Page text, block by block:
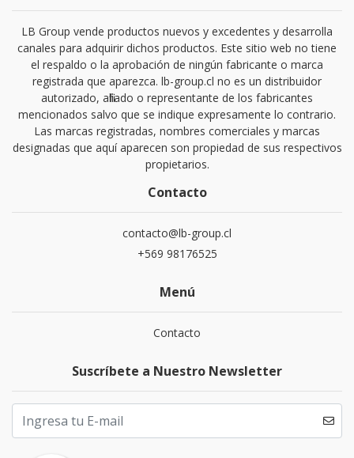
LB Group vende productos nuevos y excedentes y desarrolla
canales para adquirir dichos productos. Este sitio web no tiene
el respaldo o la aprobación de ningún fabricante o marca
registrada que aparezca. lb-group.cl no es un distribuidor
autorizado, afiliado o representante de los fabricantes
mencionados salvo que se indique expresamente lo contrario.
Las marcas registradas, nombres comerciales y marcas
designadas que aquí aparecen son propiedad de sus respectivos
propietarios.
Contacto
contacto@lb-group.cl
+569 98176525
Menú
Contacto
Suscríbete a Nuestro Newsletter